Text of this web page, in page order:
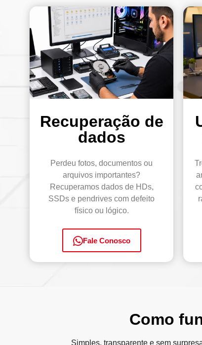
Recuperação de
dados
Perdeu fotos, documentos ou
arquivos importantes?
Recuperamos dados de HDs,
SSDs e pendrives com defeito
físico ou lógico.
Fale Conosco
Como
Simples, transparente e sem